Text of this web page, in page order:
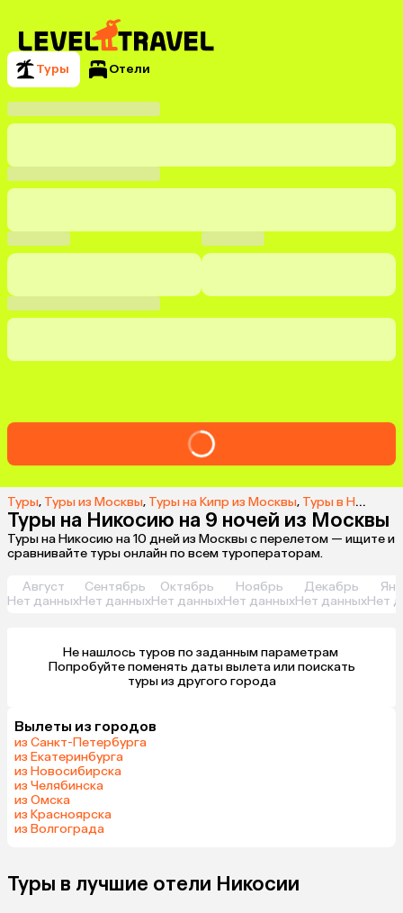
Туры Отели
Туры, Туры из Москвы, Туры на Кипр из Москвы, Туры в Никосию из Москвы
Туры на Никосию на 9 ночей из Москвы
Туры на Никосию на 10 дней из Москвы с перелетом — ищите и
сравнивайте туры онлайн по всем туроператорам.
Август
Нет данных
Сентябрь
Нет данных
Октябрь
Нет данных
Ноябрь
Нет данных
Декабрь
Нет данныхНет
Не нашлось туров по заданным параметрам
туры из другого города
Вылеты из городов
из Санкт-Петербурга
из Екатеринбурга
из Новосибирска
из Челябинска
из Омска
из Красноярска
из Волгограда
Туры в лучшие отели Никосии